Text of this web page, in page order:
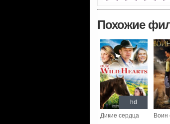
Похожие
Дикие сердца
hd
Воин